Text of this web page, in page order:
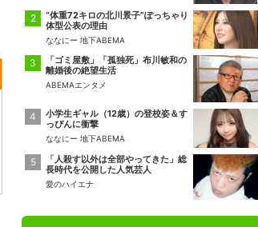
“体重72キロの北川景子”ぽっちゃり
体型公表の理由
ななにー 地下ABEMA
「ゴミ屋敷」「孤独死」布川敏和の
離婚後の絶望生活
ABEMAエンタメ
小学生ギャル（12歳）の登校姿＆す
っぴんに衝撃
ななにー 地下ABEMA
「人殺す以外は全部やってきた」総
長時代を公開した人気芸人
愛のハイエナ